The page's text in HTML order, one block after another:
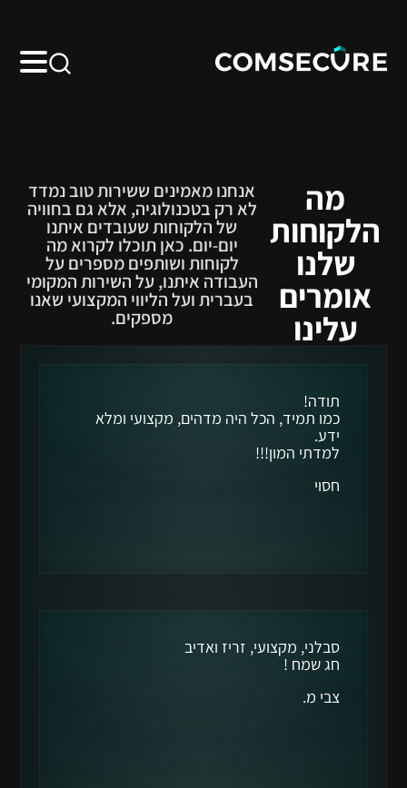
מה
הלקוחות
שלנו
אומרים
עלינו
אנחנו מאמינים ששירות טוב נמדד
לא רק בטכנולוגיה, אלא גם בחוויה
של הלקוחות שעובדים איתנו
יום-יום. כאן תוכלו לקרוא מה
לקוחות ושותפים מספרים על
העבודה איתנו, על השירות המקומי
בעברית ועל הליווי המקצועי שאנו
מספקים.
תודה!
כמו תמיד, הכל היה מדהים, מקצועי ומלא
ידע.
למדתי המון!!!
חסוי
סבלני, מקצועי, זריז ואדיב
חג שמח !
צבי מ.